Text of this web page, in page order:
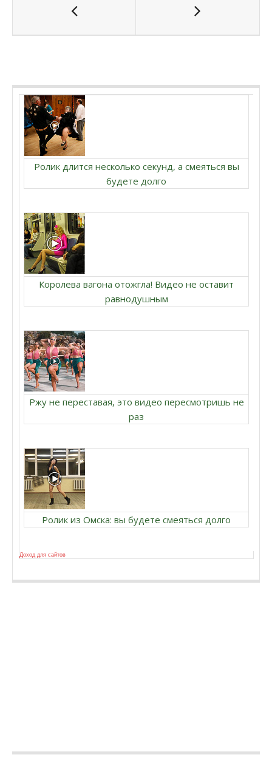
Ролик длится несколько секунд, а смеяться вы
будете долго
Королева вагона отожгла! Видео не оставит
равнодушным
Ржу не переставая, это видео пересмотришь не
раз
Ролик из Омска: вы будете смеяться долго
Доход для сайтов